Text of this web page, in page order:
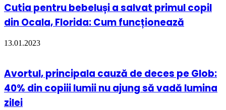
Cutia pentru bebeluși a salvat primul copil
din Ocala, Florida: Cum funcționează
13.01.2023
Avortul, principala cauză de deces pe Glob:
40% din copiii lumii nu ajung să vadă lumina
zilei